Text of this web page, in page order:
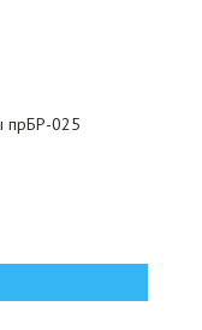
прБР-025